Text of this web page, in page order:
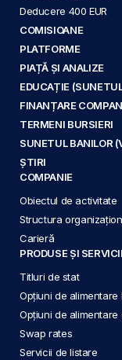
Deducere 400 EUR
COMISIOANE
PLATFORME
PIAȚĂ ȘI ANALIZE
EDUCAȚIE
FINANȚARE
TERMENI BURSIERI
SUNETUL BANILOR
ȘTIRI
COMPANIE
Obiectul de activitate
Structura
Carieră
PRODUSE ȘI
Titluri de stat
Opțiuni de alimentare
Opțiuni de alimentare
Swap rates
Servicii de listare